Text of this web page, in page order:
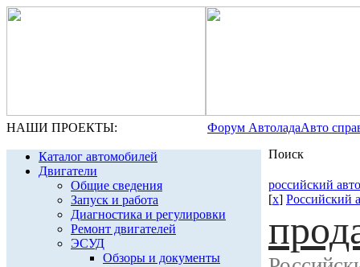
НАШИ ПРОЕКТЫ: Форум АвтоладаАвто
Каталог автомобилей
Двигатели
Общие сведения
Запуск и работа
Диагностика и регулировки
Ремонт двигателей
ЭСУД
Обзоры и документы
Поиск
российский
[x] Российский